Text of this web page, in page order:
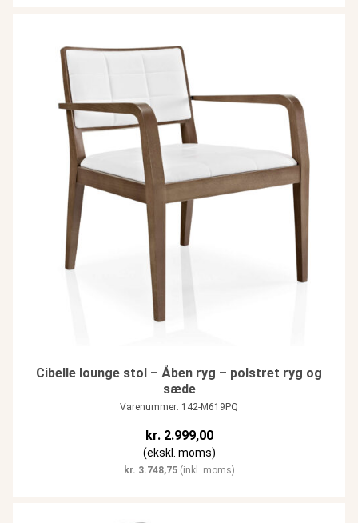
Cibelle lounge stol – Åben ryg – polstret ryg og
sæde
Varenummer: 142-M619PQ
kr.2.999,00
(ekskl. moms)
kr. 3.748,75(inkl. moms)